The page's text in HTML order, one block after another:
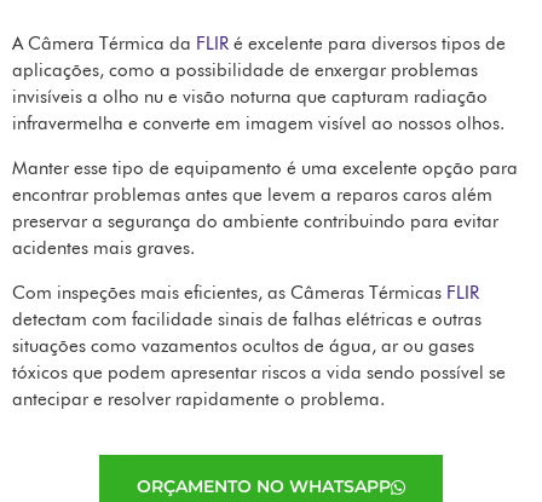
A Câmera Térmica da FLIR é excelente para diversos tipos de
aplicações, como a possibilidade de enxergar problemas
invisíveis a olho nu e visão noturna que capturam radiação
infravermelha e converte em imagem visível ao nossos olhos.
Manter esse tipo de equipamento é uma excelente opção para
encontrar problemas antes que levem a reparos caros além
preservar a segurança do ambiente contribuindo para evitar
acidentes mais graves.
Com inspeções mais eficientes, as Câmeras Térmicas FLIR
detectam com facilidade sinais de falhas elétricas e outras
situações como vazamentos ocultos de água, ar ou gases
tóxicos que podem apresentar riscos a vida sendo possível se
antecipar e resolver rapidamente o problema.
ORÇAMENTO NO WHATSAPP